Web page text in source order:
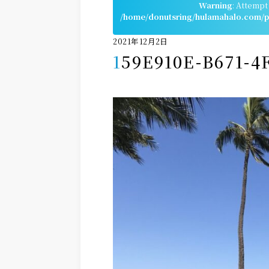
Warning:
/home/donutsring/hulamahalo.com/
2021年12月2日
159E910E-B671-